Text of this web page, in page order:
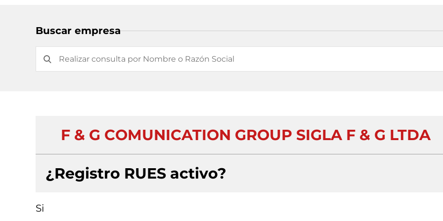
Buscar empresa
F & G COMUNICATION GROUP SIGLA F & G LTDA
¿Registro RUES activo?
Si